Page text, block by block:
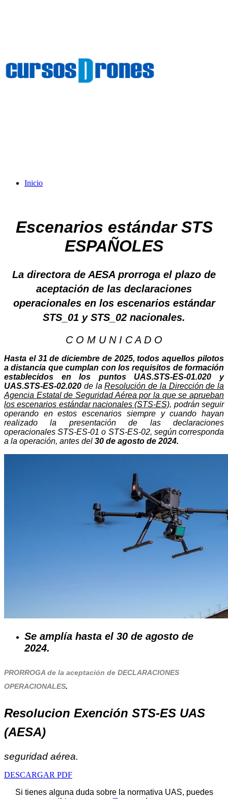
Inicio
Escenarios estándar STS
ESPAÑOLES
La directora de AESA prorroga el plazo de
aceptación de las declaraciones
operacionales en los escenarios estándar
STS_01 y STS_02 nacionales.
C O M U N I C A D O
Hasta el 31 de diciembre de 2025, todos aquellos pilotos
a distancia que cumplan con los requisitos de formación
establecidos en los puntos UAS.STS-ES-01.020 y
UAS.STS-ES-02.020 de laResolución de la Dirección de la
Agencia Estatal de Seguridad Aérea por la que se aprueban
los escenarios estándar nacionales (STS-ES), podrán seguir
operando en estos escenarios siempre y cuando hayan
realizado la presentación de las declaraciones
operacionales STS-ES-01 o STS-ES-02, según corresponda
a la operación, antes del 30 de agosto de 2024.
Se amplía hasta el 30 de agosto de
2024.
PRORROGA de la aceptación de DECLARACIONES
OPERACIONALES.
Resolucion Exención STS-ES UAS
(AESA)
seguridad aérea.
DESCARGAR PDF
Si tienes alguna duda sobre la normativa UAS, puedes